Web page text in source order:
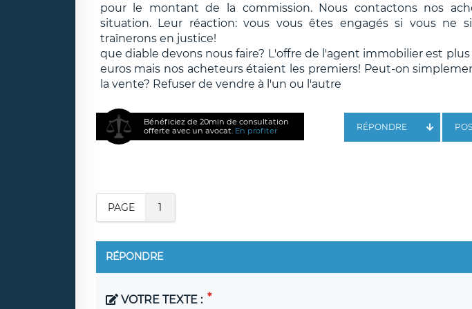
pour le montant de la commission. Nous contactons nos
situation. Leur réaction: vous vous êtes engagés si vous ne
traînerons en justice!
que diable devons nous faire? L'offre de l'agent immobilier est
euros mais nos acheteurs étaient les premiers! Peut-on
la vente? Refuser de vendre à l'un ou l'autre
Bénéficiez de 20min de consultation
offerte avec un avocat. En profiter RÉPONDRE
PAGE 1
RÉPONDRE
VOTRE TEXTE :